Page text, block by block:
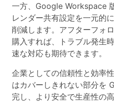
一方、Google Workspace
レンダー共有設定を一元的
削減します。アフターフォ
購入すれば、トラブル発生
速な対応も期待できます。
企業としての信頼性と効率
はカバーしきれない部分を
完し、より安全で生産性の